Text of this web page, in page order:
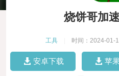
烧饼哥加
工具 时间：2024-01-
安卓下载 苹